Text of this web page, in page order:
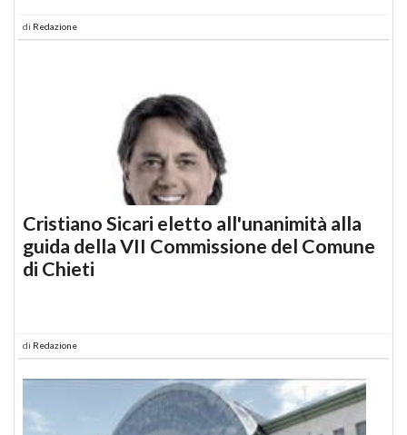
di Redazione
Cristiano Sicari eletto all'unanimità alla
guida della VII Commissione del Comune
di Chieti
di Redazione